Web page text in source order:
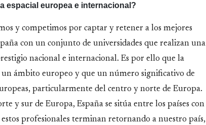
espacial europea e internacional?
y competimos por captar y retener a los mejores
con un conjunto de universidades que realizan una
nacional e internacional. Es por ello que la
ámbito europeo y que un número significativo de
particularmente del centro y norte de Europa.
y sur de Europa, España se sitúa entre los países con
profesionales terminan retornando a nuestro país,